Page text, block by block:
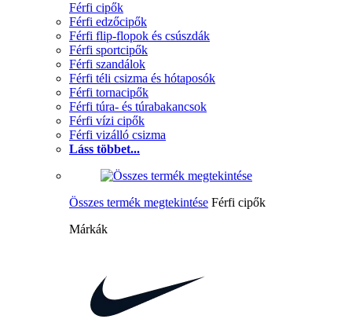
Férfi cipők
Férfi edzőcipők
Férfi flip-flopok és csúszdák
Férfi sportcipők
Férfi szandálok
Férfi téli csizma és hótaposók
Férfi tornacipők
Férfi túra- és túrabakancsok
Férfi vízi cipők
Férfi vizálló csizma
Láss többet...
Összes termék megtekintése Férfi cipők
Márkák